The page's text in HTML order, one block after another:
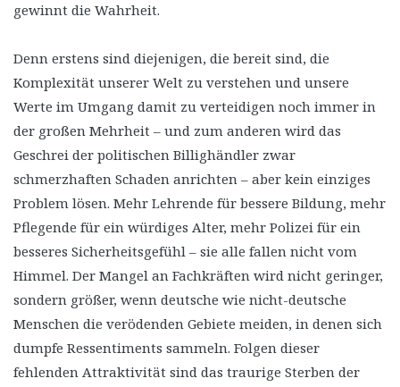
gewinnt die Wahrheit.
Denn erstens sind diejenigen, die bereit sind, die
Komplexität unserer Welt zu verstehen und unsere
Werte im Umgang damit zu verteidigen noch immer in
der großen Mehrheit – und zum anderen wird das
Geschrei der politischen Billighändler zwar
schmerzhaften Schaden anrichten – aber kein einziges
Problem lösen. Mehr Lehrende für bessere Bildung, mehr
Pflegende für ein würdiges Alter, mehr Polizei für ein
besseres Sicherheitsgefühl – sie alle fallen nicht vom
Himmel. Der Mangel an Fachkräften wird nicht geringer,
sondern größer, wenn deutsche wie nicht-deutsche
Menschen die verödenden Gebiete meiden, in denen sich
dumpfe Ressentiments sammeln. Folgen dieser
fehlenden Attraktivität sind das traurige Sterben der